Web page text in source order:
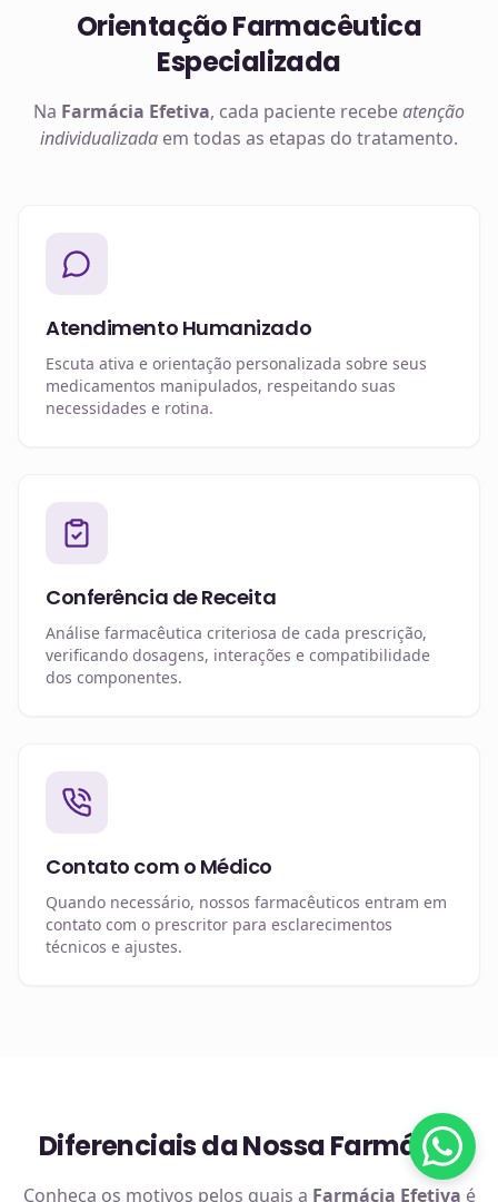
Orientação Farmacêutica
Especializada
Na Farmácia Efetiva, cada paciente recebeatenção
individualizada em todas as etapas do tratamento.
Atendimento Humanizado
Escuta ativa e orientação personalizada sobre seus
medicamentos manipulados, respeitando suas
necessidades e rotina.
Conferência de Receita
Análise farmacêutica criteriosa de cada prescrição,
verificando dosagens, interações e compatibilidade
dos componentes.
Contato com o Médico
Quando necessário, nossos farmacêuticos entram em
contato com o prescritor para esclarecimentos
técnicos e ajustes.
Diferenciais da Nossa Farmácia
Conheça os motivos pelos quais a Farmácia Efetiva é